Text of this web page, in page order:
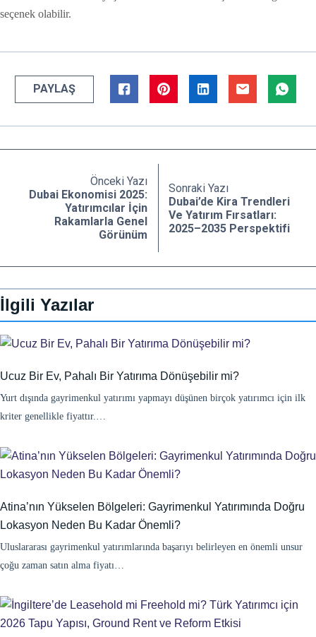
seçenek olabilir.
PAYLAŞ
Önceki Yazı
Dubai Ekonomisi 2025:
Yatırımcılar İçin
Rakamlarla Genel
Görünüm
Sonraki Yazı
Dubai’de Kira Trendleri
Ve Yatırım Fırsatları:
2025–2035 Perspektifi
İlgili Yazılar
Ucuz Bir Ev, Pahalı Bir Yatırıma Dönüşebilir mi?
Yurt dışında gayrimenkul yatırımı yapmayı düşünen birçok yatırımcı için ilk
kriter genellikle fiyattır.…
Atina’nın Yükselen Bölgeleri: Gayrimenkul Yatırımında Doğru
Lokasyon Neden Bu Kadar Önemli?
Uluslararası gayrimenkul yatırımlarında başarıyı belirleyen en önemli unsur
çoğu zaman satın alma fiyatı…